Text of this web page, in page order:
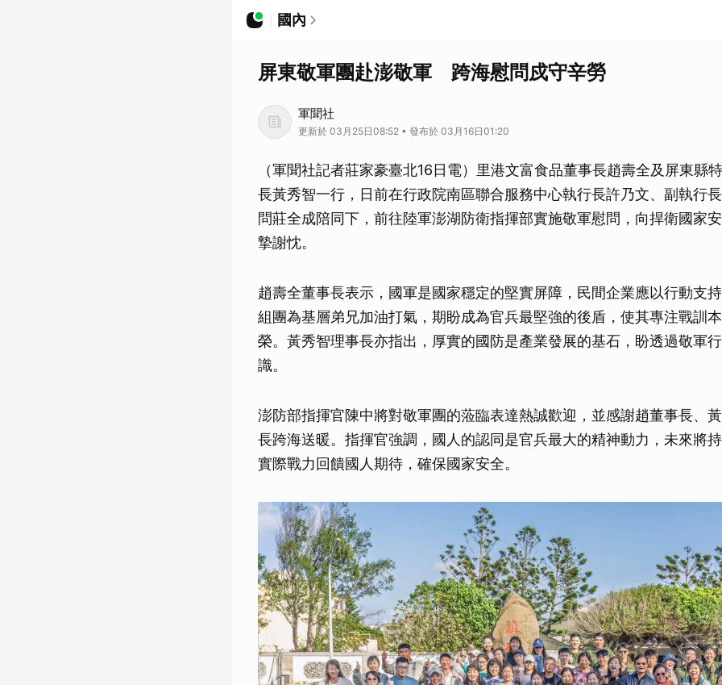
國內
屏東敬軍團赴澎敬軍 跨海慰問戍守辛勞
軍聞社
更新於 03月25日08:52 • 發布於 03月16日01:20
（軍聞社記者莊家豪臺北16日電）里港文富食品董事長趙壽全及屏東縣
長黃秀智一行，日前在行政院南區聯合服務中心執行長許乃文、副執行
問莊全成陪同下，前往陸軍澎湖防衛指揮部實施敬軍慰問，向捍衛國家
摯謝忱。
趙壽全董事長表示，國軍是國家穩定的堅實屏障，民間企業應以行動支
組團為基層弟兄加油打氣，期盼成為官兵最堅強的後盾，使其專注戰訓
榮。黃秀智理事長亦指出，厚實的國防是產業發展的基石，盼透過敬軍
識。
澎防部指揮官陳中將對敬軍團的蒞臨表達熱誠歡迎，並感謝趙董事長、
長跨海送暖。指揮官強調，國人的認同是官兵最大的精神動力，未來將
實際戰力回饋國人期待，確保國家安全。